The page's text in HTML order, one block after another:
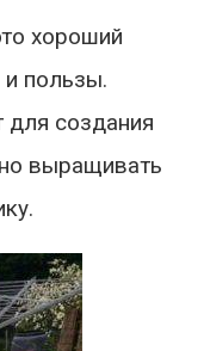
хороший
и пользы.
создания
выращивать